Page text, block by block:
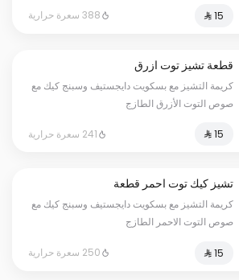
388 سعرة حرارية
قطعة تشيز توت ازرق
كريمة التشيز مع بسكويت دايجستيف وسبنج كيك مع
صوص التوت الأزرق الطازج
241 سعرة حرارية
تشيز كيك توت احمر قطعة
كريمة التشيز مع بسكويت دايجستيف وسبنج كيك مع
صوص التوت الاحمر الطازج
250 سعرة حرارية